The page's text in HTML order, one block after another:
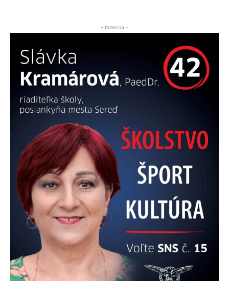
- Inzercia -